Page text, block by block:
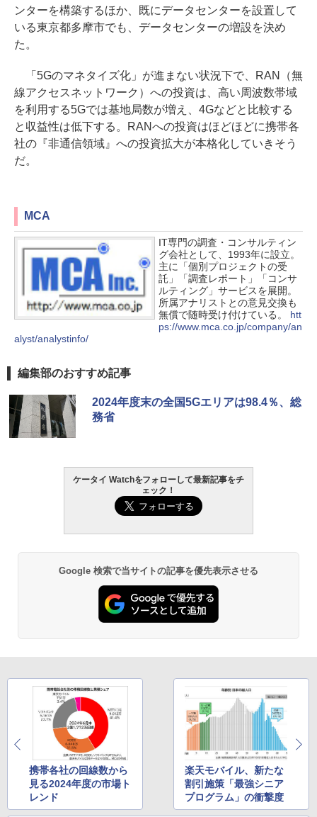
ンターを構築するほか、既にデータセンターを設置して
いる東京都多摩市でも、データセンターの増設を決め
た。
「5Gのマネタイズ化」が進まない状況下で、RAN（無
線アクセスネットワーク）への投資は、高い周波数帯域
を利用する5Gでは基地局数が増え、4Gなどと比較する
と収益性は低下する。RANへの投資はほどほどに携帯各
社の『非通信領域』への投資拡大が本格化していきそう
だ。
MCA
IT専門の調査・コンサルティン
グ会社として、1993年に設立。
主に「個別プロジェクトの受
託」「調査レポート」「コンサ
ルティング」サービスを展開。
所属アナリストとの意見交換も
無償で随時受け付けている。 htt
ps://www.mca.co.jp/company/an
alyst/analystinfo/
編集部のおすすめ記事
2024年度末の全国5Gエリアは98.4％、総
務省
ケータイ Watchをフォローして最新記事をチ
ェック！
Google 検索で当サイトの記事を優先表示させる
携帯各社の回線数から
見る2024年度の市場ト
レンド
楽天モバイル、新たな
割引施策「最強シニア
プログラム」の衝撃度